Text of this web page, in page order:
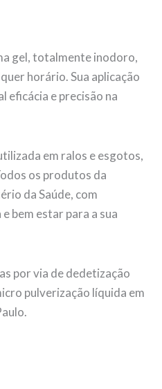
gel, totalmente inodoro,
horário. Sua aplicação
e precisão na
em ralos e esgotos,
os produtos da
da Saúde, com
bem estar para a sua
por via de dedetização
pulverização líquida em